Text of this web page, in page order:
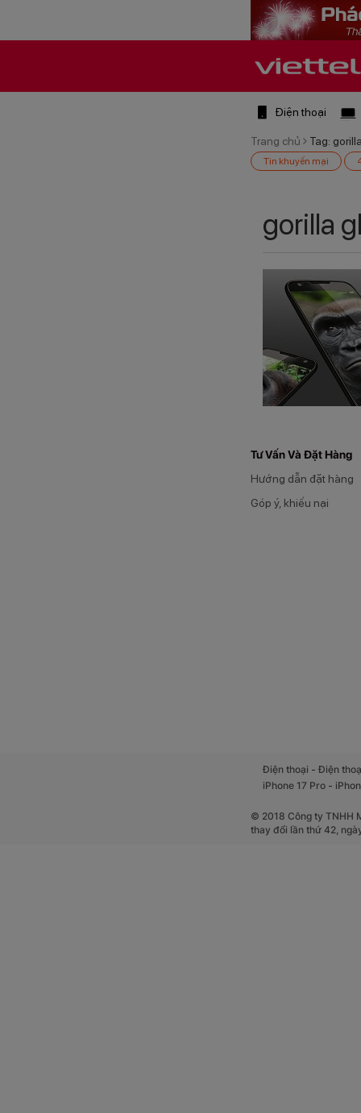
Điện thoại
Trang chủ Tag:
Tin khuyến mại
gorilla
Tư Vấn Và Đặt Hàng
Hướng dẫn đặt hàng
Góp ý, khiếu nại
Điện thoại -Điện
iPhone 17 Pro -
© 2018 Công ty TNHH
thay đổi lần thứ 42,